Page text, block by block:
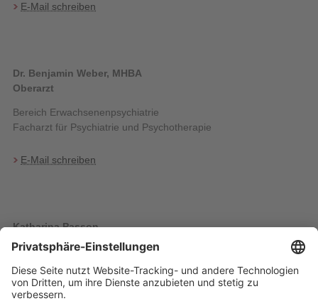
E-Mail schreiben
Dr. Benjamin Weber, MHBA
Oberarzt
Bereich Erwachsenenpsychiatrie
Facharzt für Psychiatrie und Psychotherapie
E-Mail schreiben
Katharina Passon
Leitende Psychotherapeutin
Bereich Erwachsenenpsychiatrie
Psychologische Psychotherapeutin
E-Mail schreiben